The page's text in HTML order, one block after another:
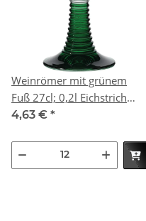
Weinrömer mit grünem
Fuß 27cl; 0,2l Eichstrich
(VPE 12 St.)
4,63 € *